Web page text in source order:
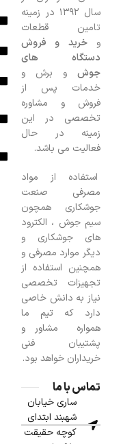
سال ۱۳۹۲ در زمینه
تامین قطعات
وخرید و فروش
دستگاه های
جوش و برش و
خدمات پس از
فروش و مشاوره
تخصصی در این
زمینه در حال
فعالیت می باشد.
استفاده از مواد
مصرفی صنعت
جوشکاری همچون
سیم جوش ، الکترود
های جوشکاری و
دیگر موارد مصرفی و
همچنین استفاده از
تجهیزات تخصصی
نیاز به دانش خاصی
دارد که تیم ما
همواره مشاور و
پشتیبان فنی
خریداران خواهد بود.
تماس با ما
ساری خیابان
شهبند ابتدای
کوچه حقیقت